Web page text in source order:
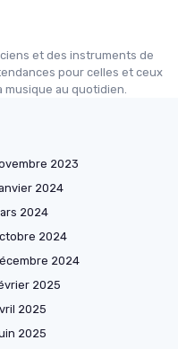
et des instruments de
pour celles et ceux
au quotidien.
2023
2024
2024
2024
2024
2025
2025
2025